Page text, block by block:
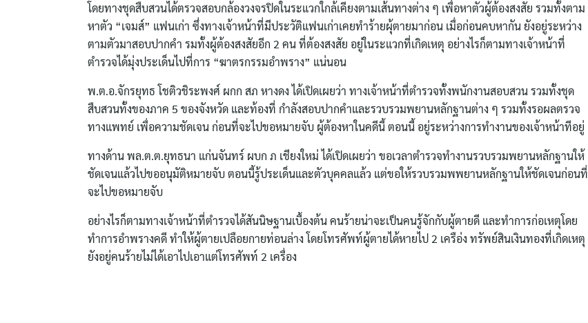
โดยทางชุดสืบสวนได้ตรวจสอบกล้องวงจรปิดในระแวกใกล้เคียงตามเส้นทางต่าง ๆ เพื่อหาตัวผู้ต้องสงสัย รวมทั้งตาม
หาตัว “เจมส์” แฟนเก่า ซึ่งทางเจ้าหน้าที่มีประวัติแฟนเก่าเคยทำร้ายผุ้ตายมาก่อน เมื่อก่อนคบหากัน ยังอยู่ระหว่าง
ตามตัวมาสอบปากคำ รมทั้งผู้ต้องสงสัยอีก 2 คน ที่ต้องสงสัย อยู่ในระแวกที่เกิดเหตุ อย่างไรก็ตามทางเจ้าหน้าที่
ตำรวจได้มุ่งประเด็นไปที่การ “ฆาตรกรรมอำพราง” แน่นอน
พ.ต.อ.จักรยุทธ โชติวชิระพงศ์ ผกก สภ หางดง ได้เปิดเผยว่า ทางเจ้าหน้าที่ตำรวจทั้งพนักงานสอบสวน รวมทั้งชุด
สืบสวนทั้งของภาค 5 ของจังหวัด และท้องที่ กำลังสอบปากคำและรวบรวมพยานหลักฐานต่าง ๆ รวมทั้งรอผลตรวจ
ทางแพทย์ เพื่อความชัดเจน ก่อนที่จะไปขอหมายจับ ผู้ต้องหาในคดีนี้ ตอนนี้ อยู่ระหว่างการทำงานของเจ้าหน้าทีอยู่
ทางด้าน พล.ต.ต.ยุทธนา แก่นจันทร์ ผบก ภ เชียงใหม่ ได้เปิดเผยว่า ขอเวลาตำรวจทำงานรวบรวมพยานหลักฐานให้
ชัดเจนแล้วไปขออนุมัติหมายจับ ตอนนี้รู้ประเด็นและตัวบุคคลแล้ว แต่ขอให้รวบรวมพพยานหลักฐานให้ชัดเจนก่อนที่
จะไปขอหมายจับ
อย่างไรก็ตามทางเจ้าหน้าที่ตำรวจได้สันนิษฐานเบื้องต้น คนร้ายน่าจะเป็นคนรู้จักกับผู้ตายดี และทำการก่อเหตุโดย
ทำการอำพรางคดี ทำให้ผู้ตายเปลือยกายท่อนล่าง โดยโทรศัพท์ผู้ตายได้หายไป 2 เครือ่ง ทรัพย์สินเงินทองที่เกิดเหตุ
ยังอยู่คนร้ายไม่ได้เอาไปเอาแต่โทรศัพท์ 2 เครื่อง